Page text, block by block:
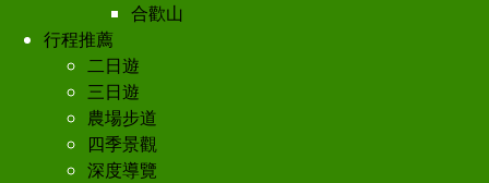
合歡山
行程推薦
二日遊
三日遊
農場步道
四季景觀
深度導覽